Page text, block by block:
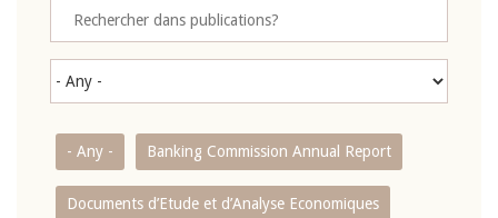
- Any - Banking Commission Annual Report
Documents d’Etude et d’Analyse Economiques